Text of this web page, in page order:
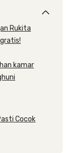
Rukita
kamar
Cocok